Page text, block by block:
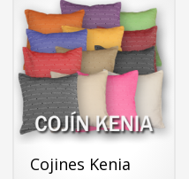
Cojines Kenia